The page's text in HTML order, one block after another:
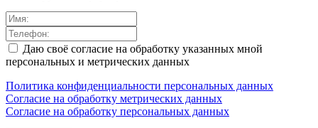
Даю своё согласие на обработку указанных мной
персональных и метрических данных
Политика конфиденциальности персональных данных
Согласие на обработку метрических данных
Согласие на обработку персональных данных